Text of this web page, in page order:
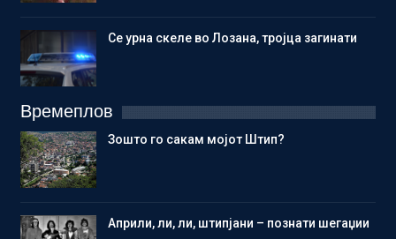
Се урна скеле во Лозана, тројца загинати
Времеплов
Зошто го сакам мојот Штип?
Aприли, ли, ли, штипјани – познати шегаџии